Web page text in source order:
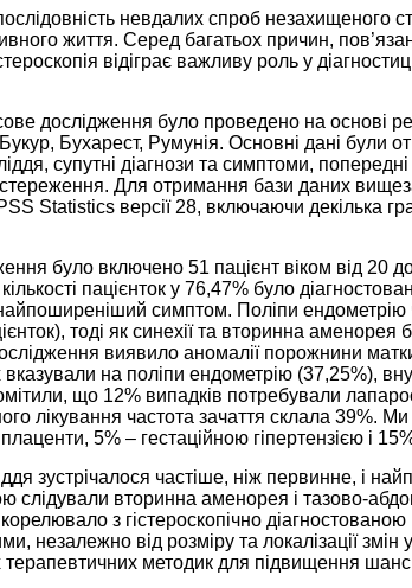
невдалих спроб незахищеного
життя. Серед багатьох причин,
відіграє важливу роль у
дослідження було проведено на основі
Букур, Бухарест, Румунія. Основні дані були
супутні діагнози та симптоми,
Для отримання бази даних
Statistics версії 28, включаючи декілька
було включено 51 пацієнт віком від 20
пацієнток у 76,47% було
симптом. Поліпи ендометрію
тоді як синехії та вторинна аменорея
виявило аномалії порожнини
на поліпи ендометрію (37,25%),
що 12% випадків потребували
лікування частота зачаття склала 39%.
5% – гестаційною гіпертензією і
зустрічалося частіше, ніж первинне, і
слідували вторинна аменорея і тазово-
з гістероскопічно діагностованою
незалежно від розміру та локалізації
терапевтичних методик для підвищення